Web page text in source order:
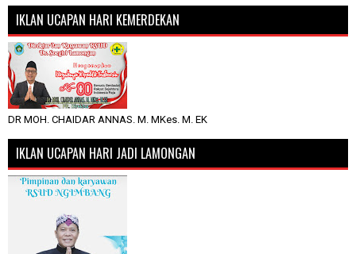
IKLAN UCAPAN HARI KEMERDEKAN
DR MOH. CHAIDAR ANNAS. M. MKes. M. EK
IKLAN UCAPAN HARI JADI LAMONGAN